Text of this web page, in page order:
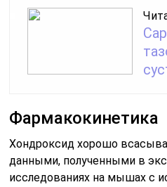
Фармакокинетика
Хондроксид хорошо
данными, полученными в
исследованиях на мышах с